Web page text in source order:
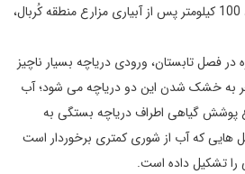
شاخه اصلی آن به طول حدود 100 کیلومتر پس از آبیاری مزارع منطقه کُربال،
در فصل تابستان، ورودی دریاچه بسیار ناچیز
به خشک شدن این دو دریاچه می شود؛ آب
پوشش گیاهی اطراف دریاچه بستگی به
هایی که آب از شوری کمتری برخوردار است
را تشکیل داده است.